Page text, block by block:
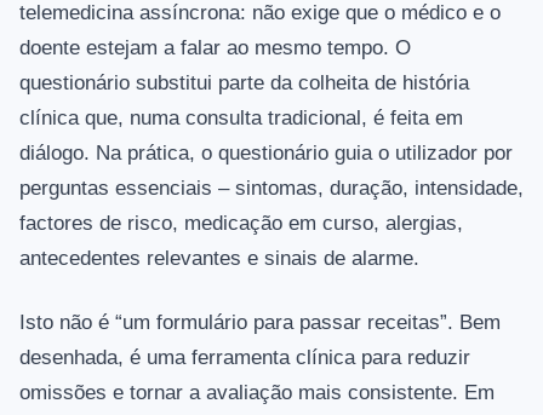
telemedicina assíncrona: não exige que o médico e o
doente estejam a falar ao mesmo tempo. O
questionário substitui parte da colheita de história
clínica que, numa consulta tradicional, é feita em
diálogo. Na prática, o questionário guia o utilizador por
perguntas essenciais – sintomas, duração, intensidade,
factores de risco, medicação em curso, alergias,
antecedentes relevantes e sinais de alarme.
Isto não é “um formulário para passar receitas”. Bem
desenhada, é uma ferramenta clínica para reduzir
omissões e tornar a avaliação mais consistente. Em